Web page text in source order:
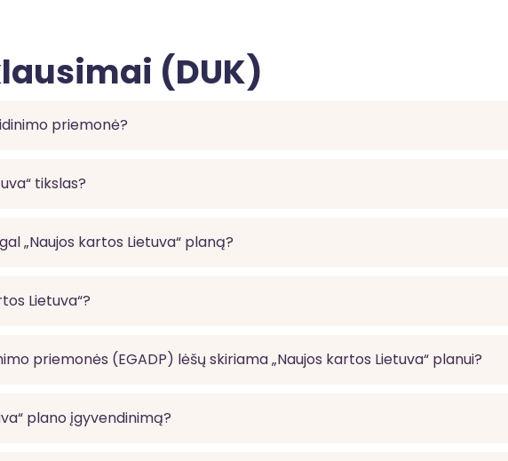
(DUK)
priemonė?
tikslas?
„Naujos kartos Lietuva“ planą?
Lietuva“?
priemonės (EGADP) lėšų skiriama „Naujos kartos Lietuva“ planui?
plano įgyvendinimą?